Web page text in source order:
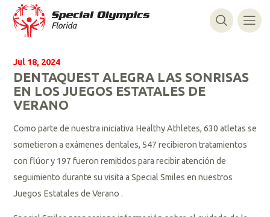
Jul 18, 2024
DENTAQUEST ALEGRA LAS SONRISAS
EN LOS JUEGOS ESTATALES DE
VERANO
Como parte de nuestra iniciativa Healthy Athletes, 630 atletas se
sometieron a exámenes dentales, 547 recibieron tratamientos
con flúor y 197 fueron remitidos para recibir atención de
seguimiento durante su visita a Special Smiles en nuestros
Juegos Estatales de Verano .